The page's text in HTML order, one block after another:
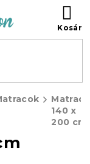
140 x
200 cm